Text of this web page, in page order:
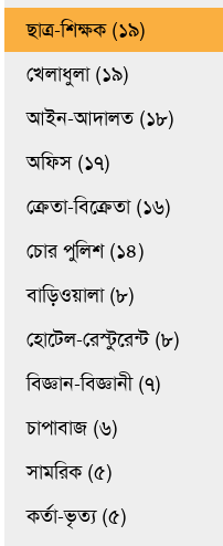
ছাত্র-শিক্ষক (১৯)
খেলাধুলা (১৯)
আইন-আদালত (১৮)
অফিস (১৭)
ক্রেতা-বিক্রেতা (১৬)
চোর পুলিশ (১৪)
বাড়িওয়ালা (৮)
হোটেল-রেস্টুরেন্ট (৮)
বিজ্ঞান-বিজ্ঞানী (৭)
চাপাবাজ (৬)
সামরিক (৫)
কর্তা-ভৃত্য (৫)